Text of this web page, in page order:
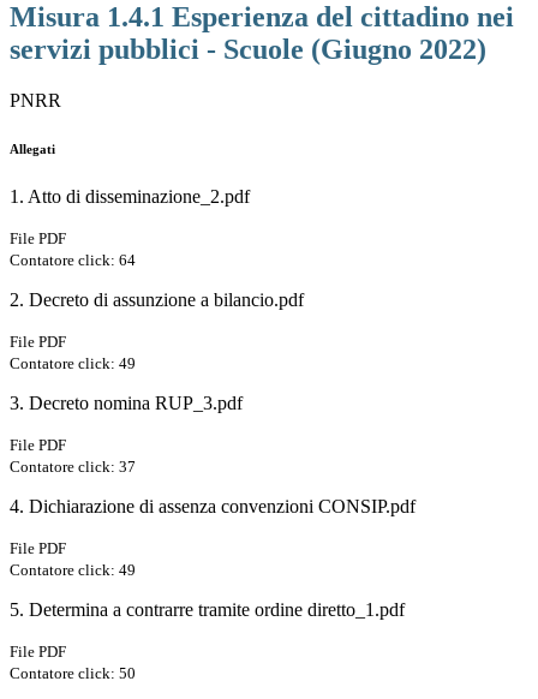
Misura 1.4.1 Esperienza del cittadino nei
servizi pubblici - Scuole (Giugno 2022)
PNRR
Allegati
1. Atto di disseminazione_2.pdf
File PDF
Contatore click: 64
2. Decreto di assunzione a bilancio.pdf
File PDF
Contatore click: 49
3. Decreto nomina RUP_3.pdf
File PDF
Contatore click: 37
4. Dichiarazione di assenza convenzioni CONSIP.pdf
File PDF
Contatore click: 49
5. Determina a contrarre tramite ordine diretto_1.pdf
File PDF
Contatore click: 50